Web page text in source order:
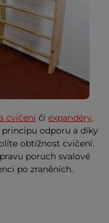
cvičení či expandéry.
odporu a díky
obtížnost cvičení.
poruch svalové
po zraněních.